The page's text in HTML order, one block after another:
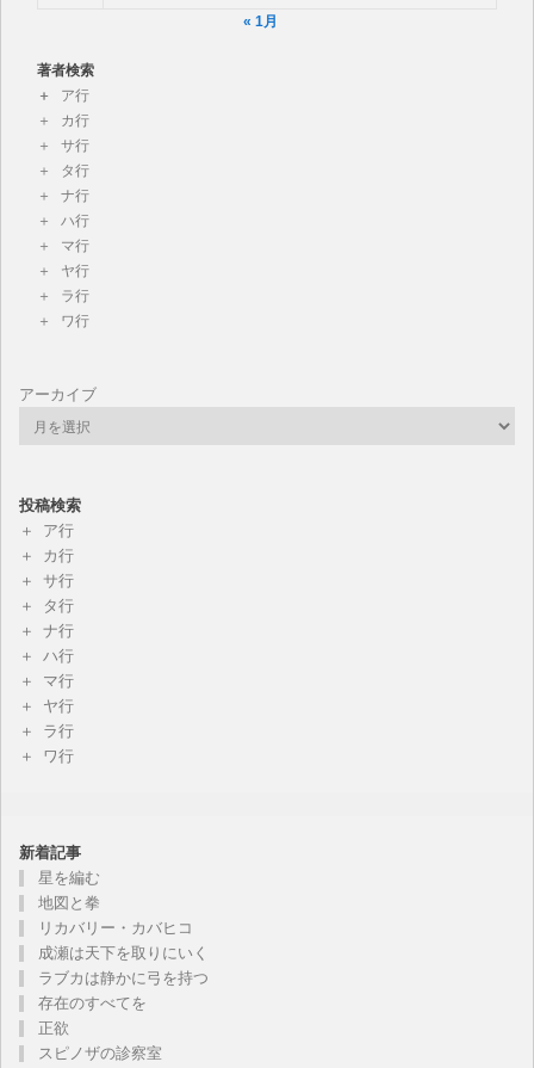
« 1月
著者検索
ア行
カ行
サ行
タ行
ナ行
ハ行
マ行
ヤ行
ラ行
ワ行
アーカイブ
投稿検索
ア行
カ行
サ行
タ行
ナ行
ハ行
マ行
ヤ行
ラ行
ワ行
新着記事
星を編む
地図と拳
リカバリー・カバヒコ
成瀬は天下を取りにいく
ラブカは静かに弓を持つ
存在のすべてを
正欲
スピノザの診察室